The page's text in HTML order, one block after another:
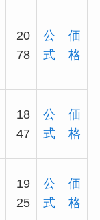
20
78
公
式
価
格
18
47
公
式
価
格
19
25
公
式
価
格